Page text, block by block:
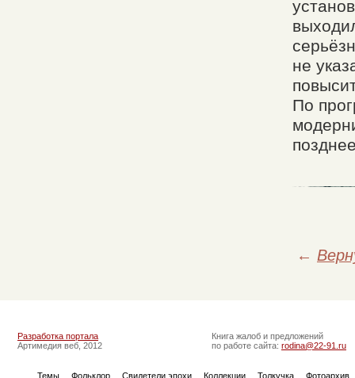
не
По
←
Разработка портала
Артимедия веб, 2012
Книга жалоб и предложений
по работе сайта: rodina@22-91.ru
Темы Фольклор Свидетели эпохи Коллекции Толкучка Фотоархив